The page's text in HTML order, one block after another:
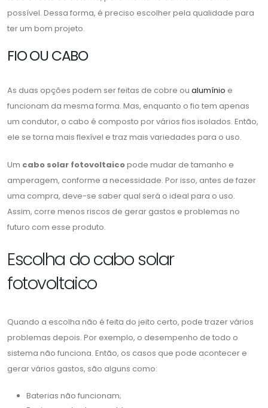
possível. Dessa forma, é preciso escolher pela qualidade para
ter um bom projeto.
FIO OU CABO
As duas opções podem ser feitas de cobre ou alumínio e
funcionam da mesma forma. Mas, enquanto o fio tem apenas
um condutor, o cabo é composto por vários fios isolados. Então,
ele se torna mais flexível e traz mais variedades para o uso.
Um cabo solar fotovoltaicopode mudar de tamanho e
amperagem, conforme a necessidade. Por isso, antes de fazer
uma compra, deve-se saber qual será o ideal para o uso.
Assim, corre menos riscos de gerar gastos e problemas no
futuro com esse produto.
Escolha do cabo solar
fotovoltaico
Quando a escolha não é feita do jeito certo, pode trazer vários
problemas depois. Por exemplo, o desempenho de todo o
sistema não funciona. Então, os casos que pode acontecer e
gerar vários gastos, são alguns como:
Baterias não funcionam;